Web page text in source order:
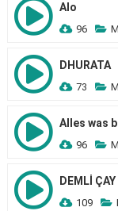
Alo
96
DHURATA
73
Alles was
96
DEMLİ ÇAY
109